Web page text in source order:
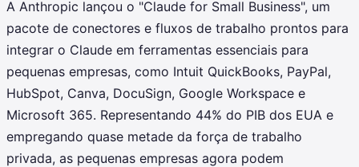
A Anthropic lançou o "Claude for Small Business", um
pacote de conectores e fluxos de trabalho prontos para
integrar o Claude em ferramentas essenciais para
pequenas empresas, como Intuit QuickBooks, PayPal,
HubSpot, Canva, DocuSign, Google Workspace e
Microsoft 365. Representando 44% do PIB dos EUA e
empregando quase metade da força de trabalho
privada, as pequenas empresas agora podem